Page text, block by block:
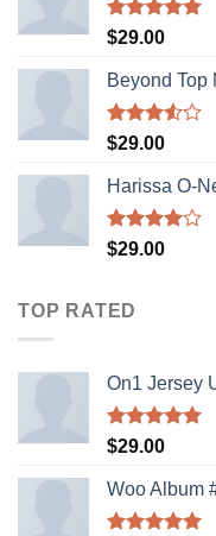
Rated5.00
$29.00
Beyond Top
Rated
of 5
$29.00
Harissa O-
Rated
$29.00
TOP RATED
On1 Jersey
Rated5.00
$29.00
Woo Album